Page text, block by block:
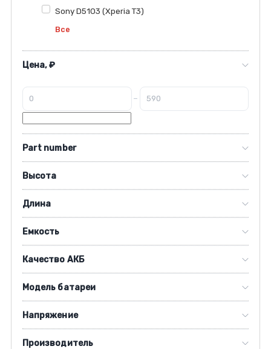
Sony D5103 (Xperia T3)
Все
Цена, ₽
–
Part number
Высота
Длина
Емкость
Качество АКБ
Модель батареи
Напряжение
Производитель